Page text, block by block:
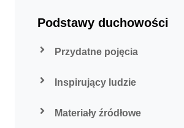
Podstawy duchowości
Przydatne pojęcia
Inspirujący ludzie
Materiały źródłowe